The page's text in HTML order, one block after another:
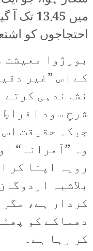
میں
احتجاجوں کو
بورژوا
کے اس ”غیر
نشاندہی کرتے
شرحِ سود
جبکہ حقیقت
وہ ”آمرانہ“
رویہ اپنا کر
بلاشبہ
کردار ہے،
دھماکے کو
کر رہا ہے۔